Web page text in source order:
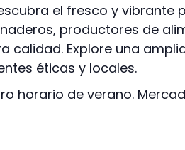
el fresco y
productores de
Explore una
éticas y locales.
horario de verano.